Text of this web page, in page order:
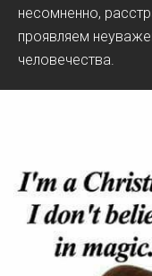
несомненно,
проявляем
человечества.